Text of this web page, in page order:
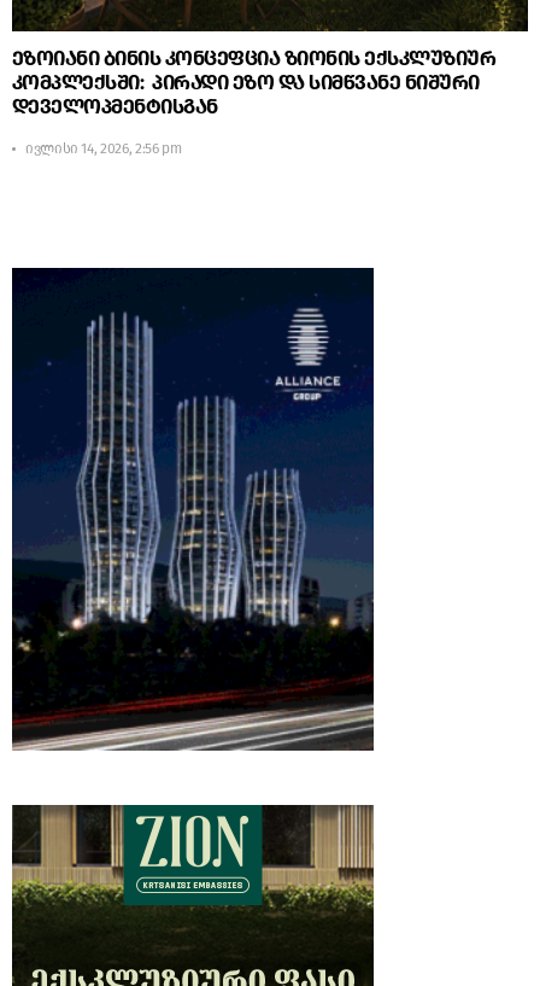
ეზოიანი ბინის კონცეფცია ზიონის ექსკლუზიურ
კომპლექსში: პირადი ეზო და სიმწვანე ნიშური
დეველოპმენტისგან
ივლისი 14, 2026, 2:56 pm